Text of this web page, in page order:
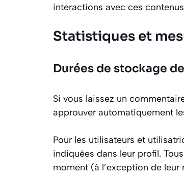
interactions avec ces
Statistiques et
Durées de stockage
Si vous laissez un
approuver automatiquement
Pour les utilisateurs et
indiquées dans leur profil.
moment (à l’exception de